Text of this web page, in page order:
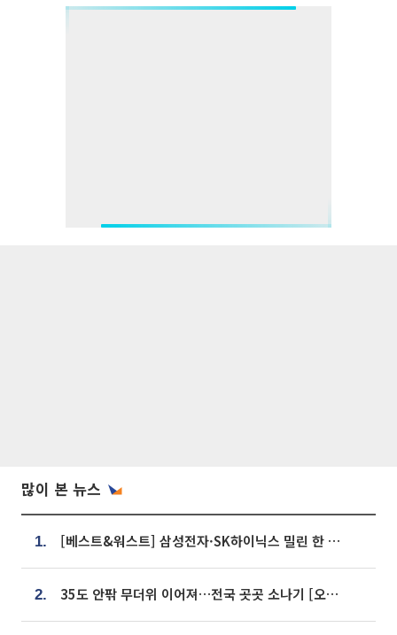
많이 본 뉴스
1. [베스트&워스트] 삼성전자·SK하이닉스 밀린 한 주…상상인증권은 85% 급등
2. 35도 안팎 무더위 이어져…전국 곳곳 소나기 [오늘 날씨]